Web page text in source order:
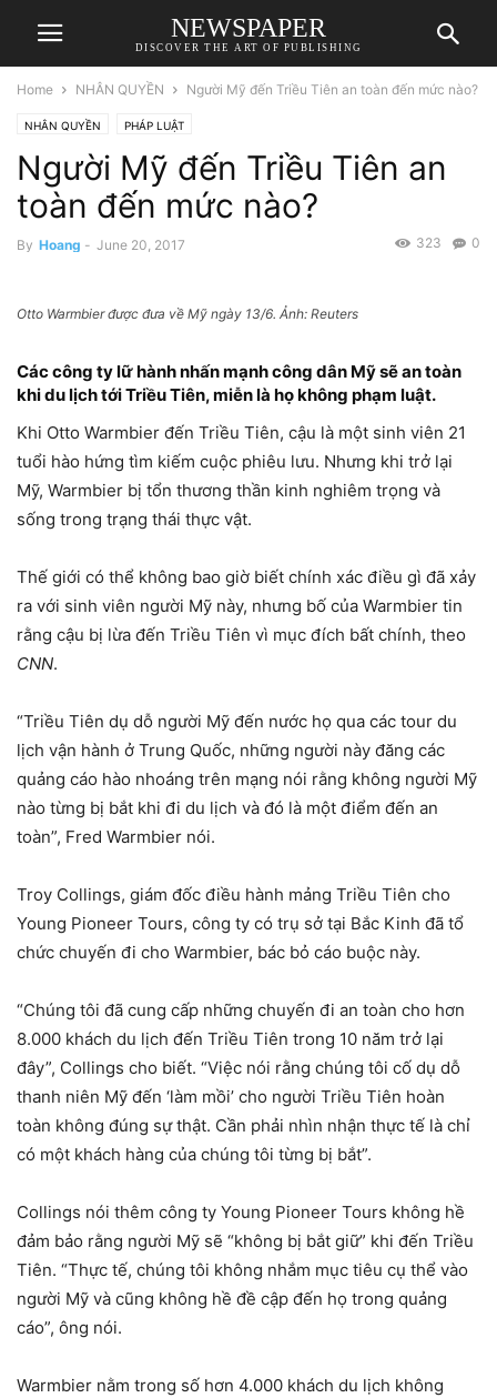
NEWSPAPER
DISCOVER THE ART OF PUBLISHING
Home NHÂN QUYỀN Người Mỹ đến Triều Tiên an toàn đến mức nào?
NHÂN QUYỀN PHÁP LUẬT
Người Mỹ đến Triều Tiên an
toàn đến mức nào?
By Hoang - June 20, 2017 0
323
Otto Warmbier được đưa về Mỹ ngày 13/6. Ảnh: Reuters
Các công ty lữ hành nhấn mạnh công dân Mỹ sẽ an toàn
khi du lịch tới Triều Tiên, miễn là họ không phạm luật.
Khi Otto Warmbier đến Triều Tiên, cậu là một sinh viên 21
tuổi hào hứng tìm kiếm cuộc phiêu lưu. Nhưng khi trở lại
Mỹ, Warmbier bị tổn thương thần kinh nghiêm trọng và
sống trong trạng thái thực vật.
Thế giới có thể không bao giờ biết chính xác điều gì đã xảy
ra với sinh viên người Mỹ này, nhưng bố của Warmbier tin
rằng cậu bị lừa đến Triều Tiên vì mục đích bất chính, theo
CNN.
“Triều Tiên dụ dỗ người Mỹ đến nước họ qua các tour du
lịch vận hành ở Trung Quốc, những người này đăng các
quảng cáo hào nhoáng trên mạng nói rằng không người Mỹ
nào từng bị bắt khi đi du lịch và đó là một điểm đến an
toàn”, Fred Warmbier nói.
Troy Collings, giám đốc điều hành mảng Triều Tiên cho
Young Pioneer Tours, công ty có trụ sở tại Bắc Kinh đã tổ
chức chuyến đi cho Warmbier, bác bỏ cáo buộc này.
“Chúng tôi đã cung cấp những chuyến đi an toàn cho hơn
8.000 khách du lịch đến Triều Tiên trong 10 năm trở lại
đây”, Collings cho biết. “Việc nói rằng chúng tôi cố dụ dỗ
thanh niên Mỹ đến ‘làm mồi’ cho người Triều Tiên hoàn
toàn không đúng sự thật. Cần phải nhìn nhận thực tế là chỉ
có một khách hàng của chúng tôi từng bị bắt”.
Collings nói thêm công ty Young Pioneer Tours không hề
đảm bảo rằng người Mỹ sẽ “không bị bắt giữ” khi đến Triều
Tiên. “Thực tế, chúng tôi không nhắm mục tiêu cụ thể vào
người Mỹ và cũng không hề đề cập đến họ trong quảng
cáo”, ông nói.
Warmbier nằm trong số hơn 4.000 khách du lịch không